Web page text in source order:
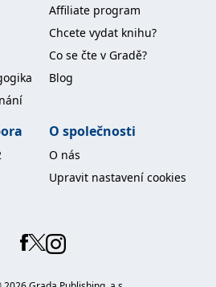
Affiliate program
Chcete vydat knihu?
Co se čte v Gradě?
Blog
O společnosti
O nás
Upravit nastavení cookies